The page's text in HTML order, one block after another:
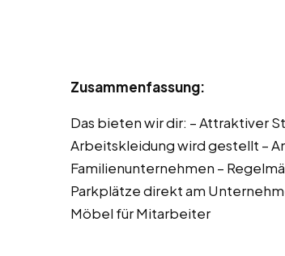
Zusammenfassung:
Das bieten wir dir: – Attraktiver
Arbeitskleidung wird gestellt –
Familienunternehmen –
Parkplätze direkt am
Möbel für Mitarbeiter